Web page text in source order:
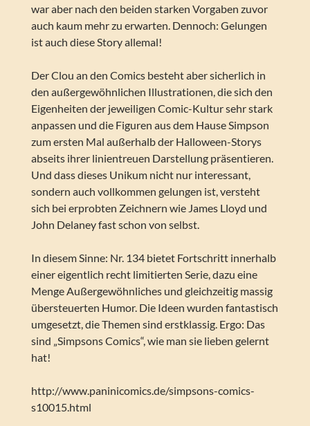
war aber nach den beiden starken Vorgaben zuvor
auch kaum mehr zu erwarten. Dennoch: Gelungen
ist auch diese Story allemal!
Der Clou an den Comics besteht aber sicherlich in
den außergewöhnlichen Illustrationen, die sich den
Eigenheiten der jeweiligen Comic-Kultur sehr stark
anpassen und die Figuren aus dem Hause Simpson
zum ersten Mal außerhalb der Halloween-Storys
abseits ihrer linientreuen Darstellung präsentieren.
Und dass dieses Unikum nicht nur interessant,
sondern auch vollkommen gelungen ist, versteht
sich bei erprobten Zeichnern wie James Lloyd und
John Delaney fast schon von selbst.
In diesem Sinne: Nr. 134 bietet Fortschritt innerhalb
einer eigentlich recht limitierten Serie, dazu eine
Menge Außergewöhnliches und gleichzeitig massig
übersteuerten Humor. Die Ideen wurden fantastisch
umgesetzt, die Themen sind erstklassig. Ergo: Das
sind „Simpsons Comics“, wie man sie lieben gelernt
hat!
http://www.paninicomics.de/simpsons-comics-
s10015.html